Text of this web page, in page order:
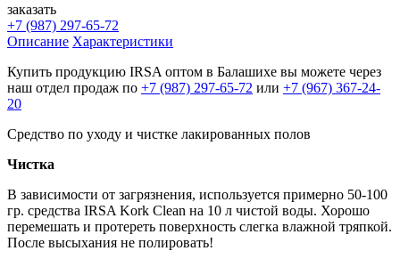
заказать
+7 (987) 297-65-72
Описание Характеристики
Купить продукцию IRSA оптом в Балашихе вы можете через
наш отдел продаж по +7 (987) 297-65-72 или +7 (967) 367-24-
20
Средство по уходу и чистке лакированных полов
Чистка
В зависимости от загрязнения, используется примерно 50-100
гр. средства IRSA Kork Clean на 10 л чистой воды. Хорошо
перемешать и протереть поверхность слегка влажной тряпкой.
После высыхания не полировать!